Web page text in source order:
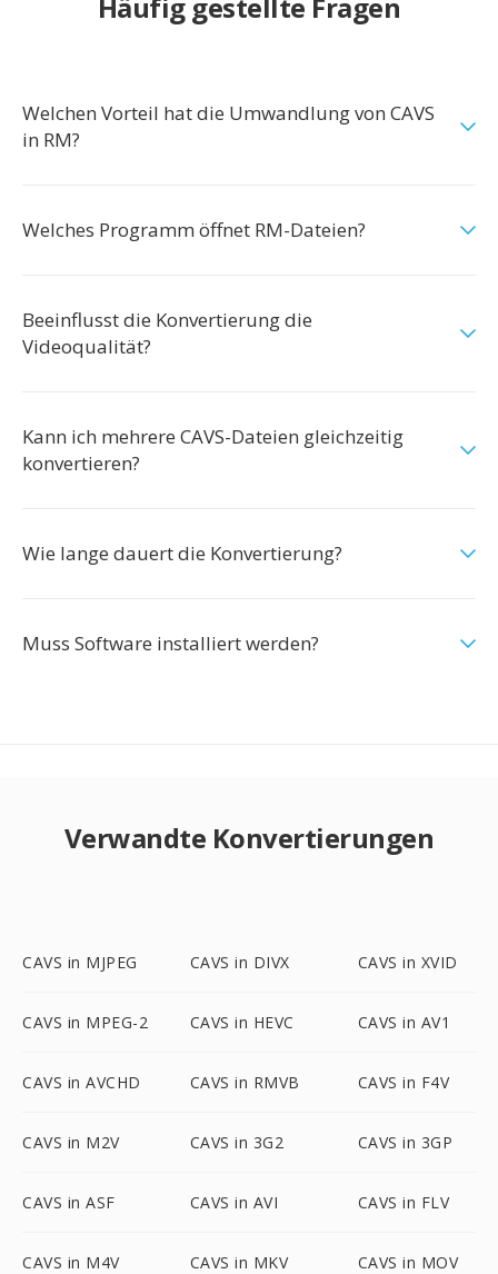
Welchen Vorteil hat die Umwandlung von CAVS
in RM?
Welches Programm öffnet RM-Dateien?
Beeinflusst die Konvertierung die
Videoqualität?
Kann ich mehrere CAVS-Dateien gleichzeitig
konvertieren?
Wie lange dauert die Konvertierung?
Muss Software installiert werden?
Verwandte Konvertierungen
CAVS in MJPEG CAVS in DIVX CAVS in XVID
CAVS in MPEG-2 CAVS in HEVC CAVS in AV1
CAVS in AVCHD CAVS in RMVB CAVS in F4V
CAVS in M2V CAVS in 3G2 CAVS in 3GP
CAVS in ASF CAVS in AVI CAVS in FLV
CAVS in M4V CAVS in MKV CAVS in MOV